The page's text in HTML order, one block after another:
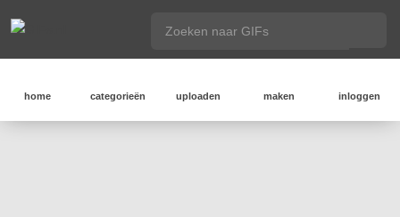
home categorieën uploaden maken inloggen